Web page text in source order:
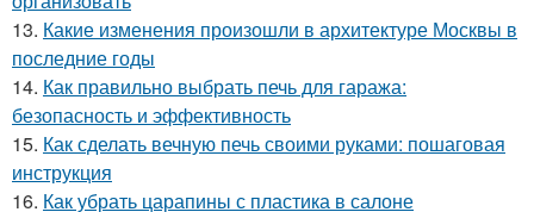
13. Какие изменения произошли в архитектуре Москвы в
последние годы
14. Как правильно выбрать печь для гаража:
безопасность и эффективность
15. Как сделать вечную печь своими руками: пошаговая
инструкция
16. Как убрать царапины с пластика в салоне